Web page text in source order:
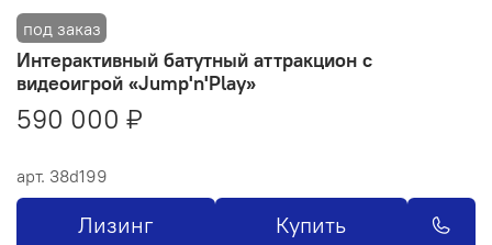
арт. 38d199
Интерактивный батутный аттракцион с
видеоигрой «Jump'n'Play»
590 000 ₽
Лизинг Купить